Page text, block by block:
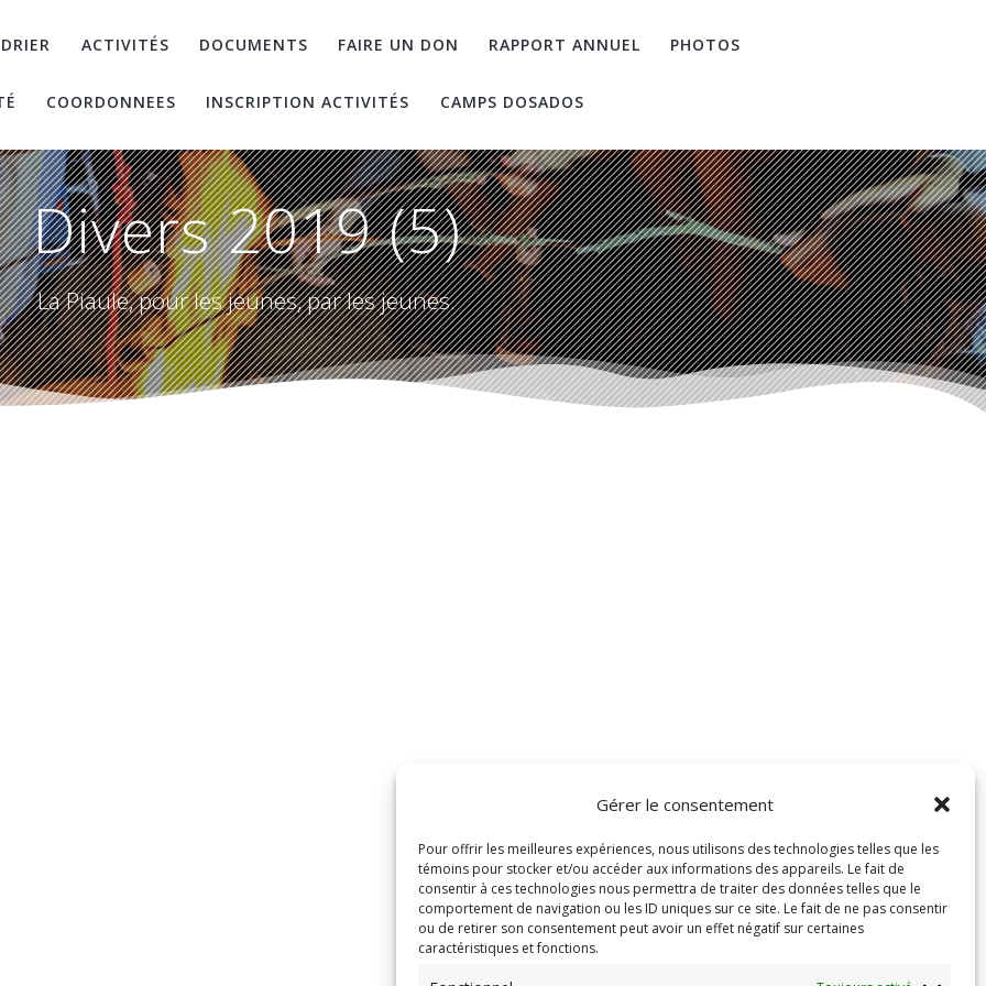
Gérer le consentement
Pour offrir les meilleures expériences, nous utilisons des technologies telles que les
témoins pour stocker et/ou accéder aux informations des appareils. Le fait de
consentir à ces technologies nous permettra de traiter des données telles que le
comportement de navigation ou les ID uniques sur ce site. Le fait de ne pas consentir
ou de retirer son consentement peut avoir un effet négatif sur certaines
caractéristiques et fonctions.
ACTIVITÉS DOCUMENTS FAIRE UN DON RAPPORT ANNUEL PHOTOS
COORDONNEES INSCRIPTION ACTIVITÉS CAMPS DOSADOS
Divers 2019 (5)
La Piaule, pour les jeunes, par les jeunes.